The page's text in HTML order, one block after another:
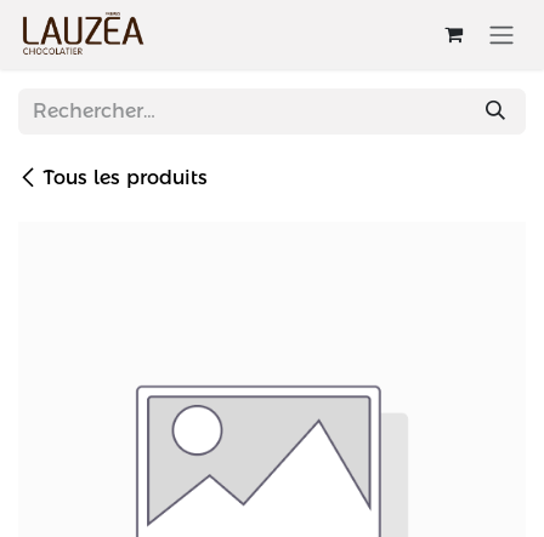
Se rendre au contenu
Tous les produits